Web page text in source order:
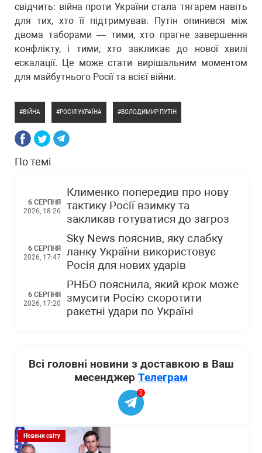
свідчить: війна проти України стала тягарем навіть
для тих, хто її підтримував. Путін опинився між
двома таборами — тими, хто прагне завершення
конфлікту, і тими, хто закликає до нової хвилі
ескалації. Це може стати вирішальним моментом
для майбутнього Росії та всієї війни.
ВІЙНА РОСІЯ УКРАЇНА ВОЛОДИМИР ПУТІН
По темі
6 СЕРПНЯ
2026, 18:26
Клименко попередив про нову
тактику Росії взимку та
закликав готуватися до загроз
6 СЕРПНЯ
2026, 17:47
Sky News пояснив, яку слабку
ланку України використовує
Росія для нових ударів
6 СЕРПНЯ
2026, 17:20
РНБО пояснила, який крок може
змусити Росію скоротити
ракетні удари по Україні
Всі головні новини з доставкою в Ваш
месенджер Телеграм
2
Новини світу